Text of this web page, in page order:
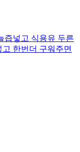
즙넣고 식용유 두른
한번더 구워주면